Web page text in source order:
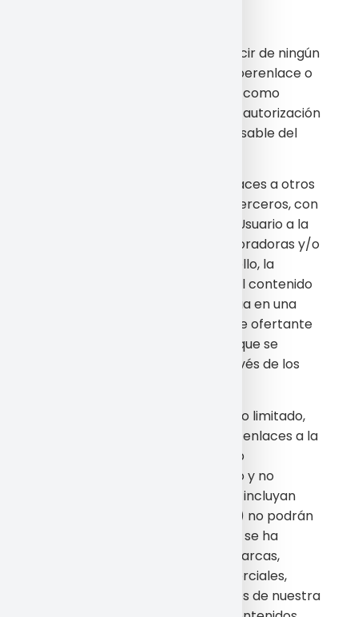
El Usuario se obliga a no reproducir de ningún
modo, ni siquiera mediante un hiperenlace o
hipervínculo, el Espacio Web, así como
ninguno de sus contenidos, salvo autorización
expresa y por escrito del responsable del
El Espacio Web puede incluir enlaces a otros
espacios web, gestionados por terceros, con
objeto de facilitar el acceso del Usuario a la
información de empresas colaboradoras y/o
patrocinadoras. Conforme con ello, la
sociedad no se responsabiliza del contenido
de dichos Espacios web, ni se sitúa en una
posición de garante ni/o de parte ofertante
de los servicios y/o información que se
puedan ofrecer a terceros a través de los
Se concede al Usuario un derecho limitado,
revocable y no exclusivo a crear enlaces a la
página principal del Espacio Web
exclusivamente para uso privado y no
comercial. Los Espacios web que incluyan
enlace a nuestro Espacio Web (i) no podrán
falsear su relación ni afirmar que se ha
autorizado tal enlace, ni incluir marcas,
denominaciones, nombres comerciales,
logotipos u otros signos distintivos de nuestra